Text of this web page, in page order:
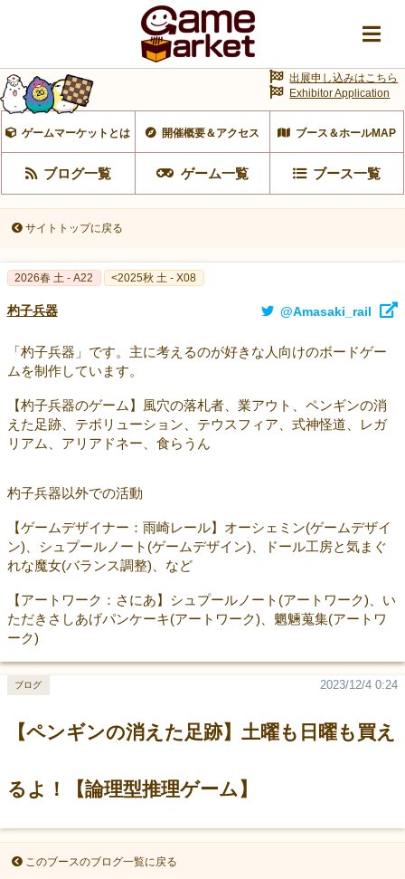
ゲームマーケットとは 開催概要＆アクセス ブース＆ホールMAP
ブログ一覧 ゲーム一覧 ブース一覧
出展申し込みはこちら
Exhibitor Application
サイトトップに戻る
2026春 土 - A22 <2025秋 土 - X08
杓子兵器 @Amasaki_rail
「杓子兵器」です。主に考えるのが好きな人向けのボードゲー
ムを制作しています。
【杓子兵器のゲーム】風穴の落札者、業アウト、ペンギンの消
えた足跡、テボリューション、テウスフィア、式神怪道、レガ
リアム、アリアドネー、食らうん
杓子兵器以外での活動
【ゲームデザイナー：雨崎レール】オーシェミン(ゲームデザイ
ン)、シュプールノート(ゲームデザイン)、ドール工房と気まぐ
れな魔女(バランス調整)、など
【アートワーク：さにあ】シュプールノート(アートワーク)、い
ただきさしあげパンケーキ(アートワーク)、魍魎蒐集(アートワ
ーク)
【ペンギンの消えた足跡】土曜も日曜も買え
るよ！【論理型推理ゲーム】
2023/12/4 0:24
ブログ
このブースのブログ一覧に戻る